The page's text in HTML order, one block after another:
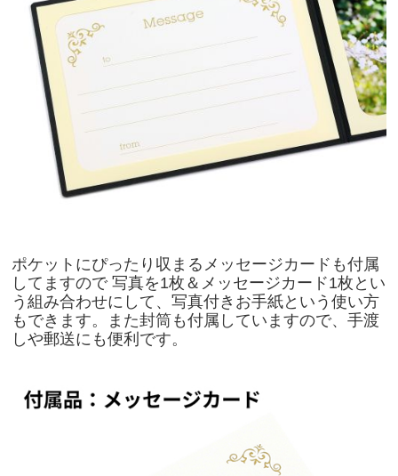
ポケットにぴったり収まるメッセージカードも付属
してますので 写真を1枚＆メッセージカード1枚とい
う組み合わせにして、写真付きお手紙という使い方
もできます。また封筒も付属していますので、手渡
しや郵送にも便利です。